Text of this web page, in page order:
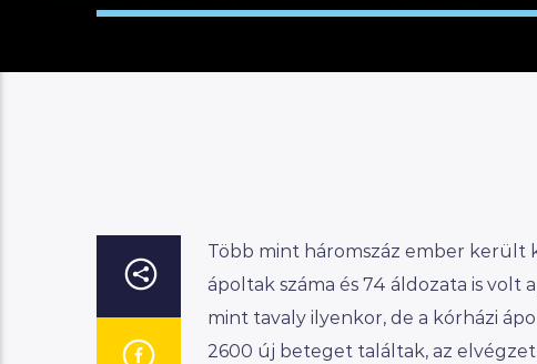
Több mint háromszáz ember került
ápoltak száma és 74 áldozata is
mint tavaly ilyenkor, de a kórházi
2600 új beteget találtak, az